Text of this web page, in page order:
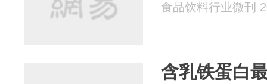
食品饮料行业微刊
含乳铁蛋白